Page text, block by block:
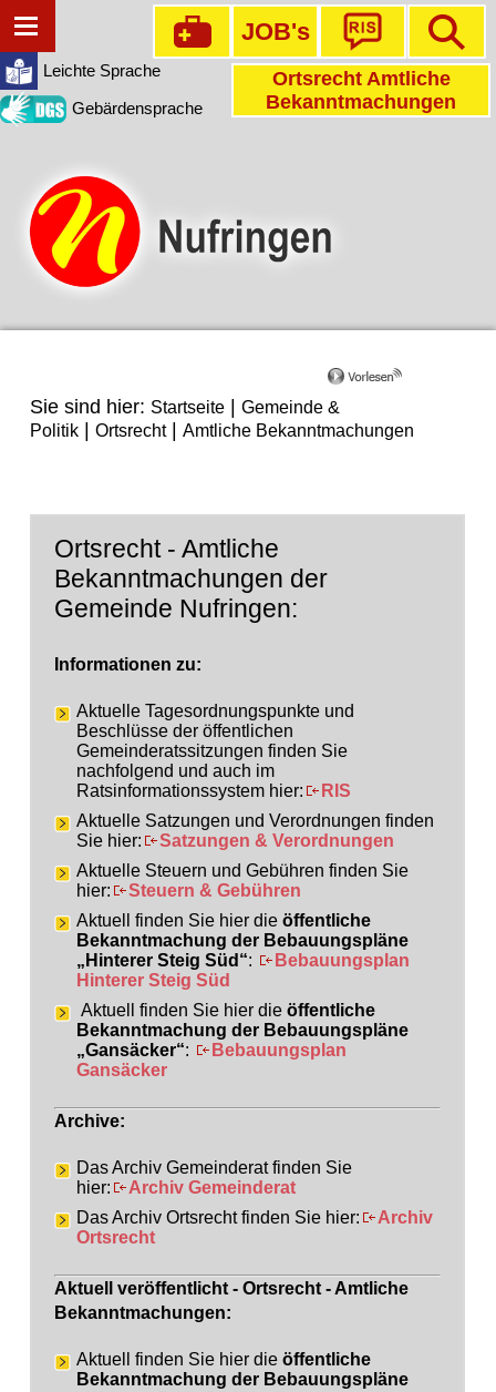
Leichte Sprache
Gebärdensprache
JOB's
Ortsrecht Amtliche
Bekanntmachungen
Sie sind hier: Startseite| Gemeinde &
Politik| Ortsrecht| Amtliche Bekanntmachungen
Ortsrecht - Amtliche
Bekanntmachungen der
Gemeinde Nufringen:
Informationen zu:
Aktuelle Tagesordnungspunkte und
Beschlüsse der öffentlichen
Gemeinderatssitzungen finden Sie
nachfolgend und auch im
Ratsinformationssystem hier:
RIS
Aktuelle Satzungen und Verordnungen finden
Sie hier:
Satzungen & Verordnungen
Aktuelle Steuern und Gebühren finden Sie
hier:
Steuern & Gebühren
Aktuell finden Sie hier die öffentliche
Bekanntmachung der Bebauungspläne
„Hinterer Steig Süd“:
Bebauungsplan
Hinterer Steig Süd
Aktuell finden Sie hier die öffentliche
Bekanntmachung der Bebauungspläne
„Gansäcker“:
Bebauungsplan
Gansäcker
Archive:
Das Archiv Gemeinderat finden Sie
hier:
Archiv Gemeinderat
Das Archiv Ortsrecht finden Sie hier:
Archiv
Ortsrecht
Aktuell veröffentlicht - Ortsrecht - Amtliche
Bekanntmachungen:
Aktuell finden Sie hier die öffentliche
Bekanntmachung der Bebauungspläne